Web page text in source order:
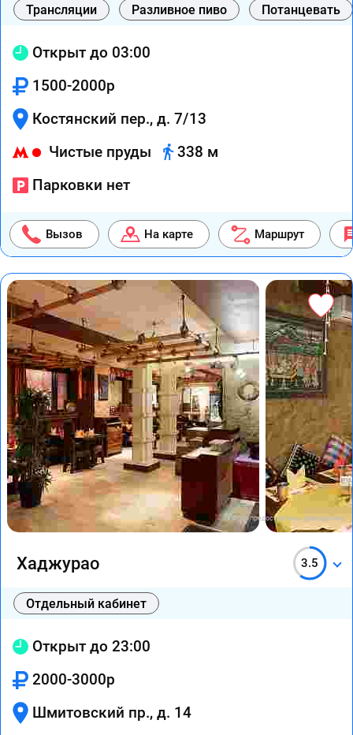
Трансляции Разливное пиво Потанцевать
Открыт до 03:00
1500-2000р
Костянский пер., д. 7/13
Чистые пруды
338 м
Парковки нет
Вызов На карте Маршрут
Фото предоставлены заведением
Хаджурао 3.5
Отдельный кабинет
Открыт до 23:00
2000-3000р
Шмитовский пр., д. 14